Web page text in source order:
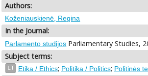
Authors:
Koženiauskienė, Regina
In the Journal:
Parlamento studijos Parliamentary Studies,
Subject terms:
LT Etika / Ethics; Politika / Politics; Politinės